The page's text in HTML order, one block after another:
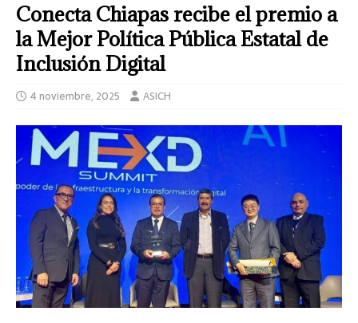
Conecta Chiapas recibe el premio a
la Mejor Política Pública Estatal de
Inclusión Digital
4 noviembre, 2025 ASICH